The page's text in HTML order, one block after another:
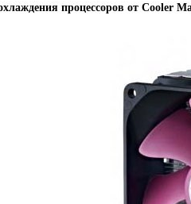
процессоров от Cooler